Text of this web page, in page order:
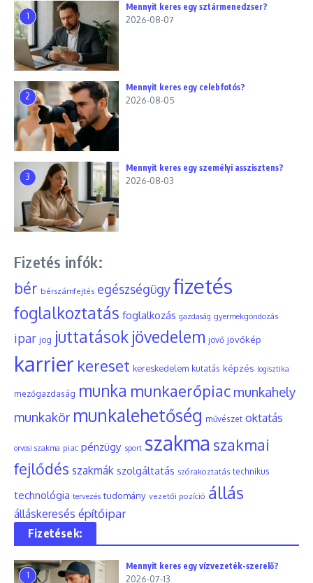
1
Mennyit keres egy sztármenedzser?
2026-08-07
2
Mennyit keres egy celebfotós?
2026-08-05
3
Mennyit keres egy személyi asszisztens?
2026-08-03
Fizetés infók:
bér bérszámfejtés egészségügyfizetés
foglalkoztatás foglalkozás gazdaság gyermekgondozás
ipar jog juttatások jövedelem jövő jövőkép
karrier kereset kereskedelem kutatás képzés logisztika
mezőgazdaság munka munkaerőpiac munkahely
munkakör munkalehetőség művészet oktatás
orvosi szakma piac pénzügy sport szakma szakmai
fejlődés szakmák szolgáltatás szórakoztatás technikus
technológia tervezés tudomány vezetői pozíció állás
álláskeresés építőipar
Fizetések:
1
Mennyit keres egy vízvezeték-szerelő?
2026-07-13